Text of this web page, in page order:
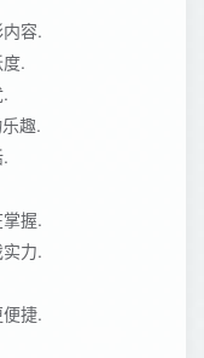
容.
.
趣.
握.
力.
捷.